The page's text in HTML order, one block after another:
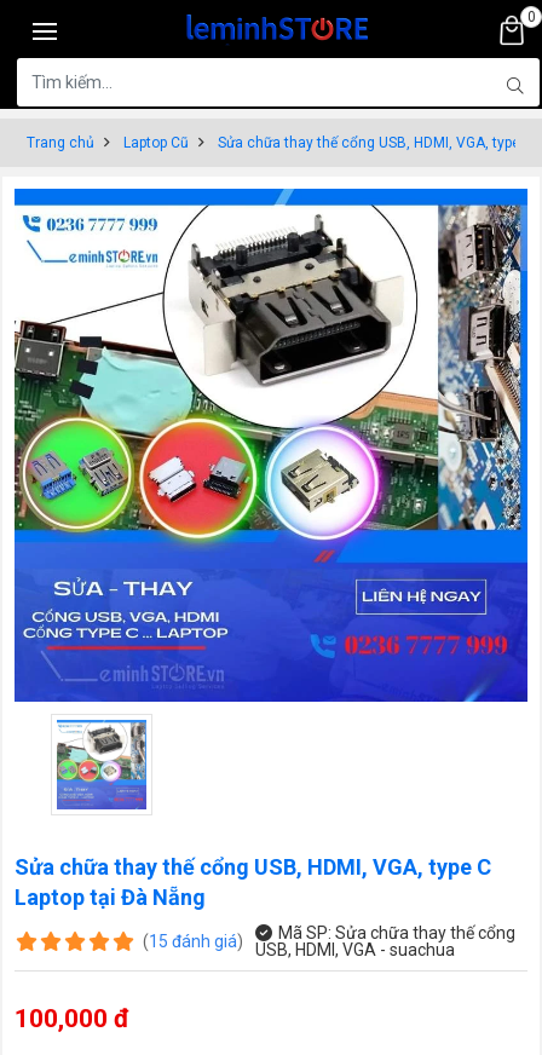
0
Trang chủ Laptop Cũ Sửa chữa thay thế cổng USB, HDMI, VGA, type C
Sửa chữa thay thế cổng USB, HDMI, VGA, type C
Laptop tại Đà Nẵng
(15 đánh giá) Mã SP: Sửa chữa thay thế cổng
USB, HDMI, VGA - suachua
100,000 đ